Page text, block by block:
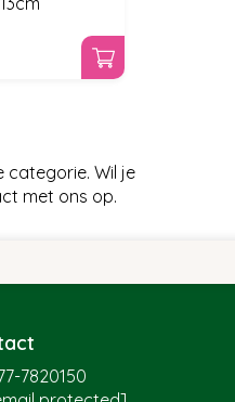
categorie. Wil je
met ons op.
7820150